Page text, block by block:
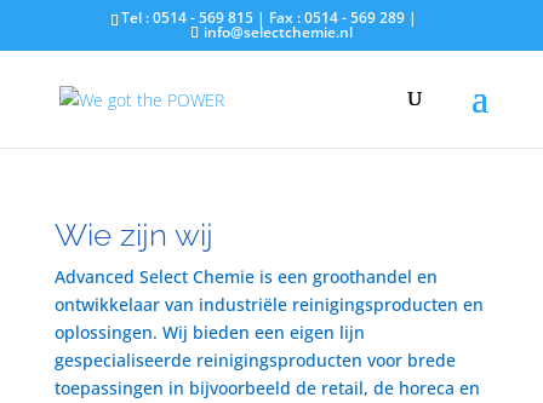
Tel : 0514 - 569 815 | Fax : 0514 - 569 289 |
info@selectchemie.nl
Wie zijn wij
Advanced Select Chemie is een groothandel en
ontwikkelaar van industriële reinigingsproducten en
oplossingen. Wij bieden een eigen lijn
gespecialiseerde reinigingsproducten voor brede
toepassingen in bijvoorbeeld de retail, de horeca en